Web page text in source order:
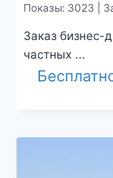
Показы: 3023 |
Заказ бизнес-
частных ...